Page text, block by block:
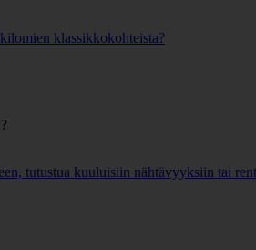
klassikkokohteista?
tutustua kuuluisiin nähtävyyksiin tai